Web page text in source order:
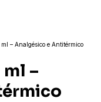
– Analgésico e Antitérmico
–